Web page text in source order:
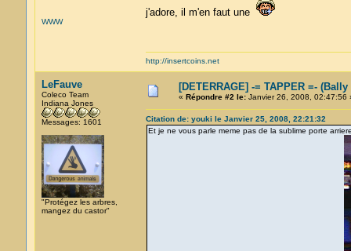
WWW
j'adore, il m'en faut une
http://insertcoins.net
LeFauve
Coleco Team
Indiana Jones
Messages: 1601
"Protégez les arbres,
mangez du castor"
[DETERRAGE] -= TAPPER =-
« Répondre #2 le:Janvier 26, 2008, 02:47:56
Citation de: youki le Janvier 25, 2008, 22:21:32
Et je ne vous parle meme pas de la sublime porte